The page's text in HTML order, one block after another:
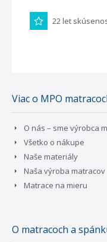
22 let
Viac o MPO
O nás – sme výrobca
Všetko o nákupe
Naše materiály
Naša výroba matracov
Matrace na mieru
O matracoch a